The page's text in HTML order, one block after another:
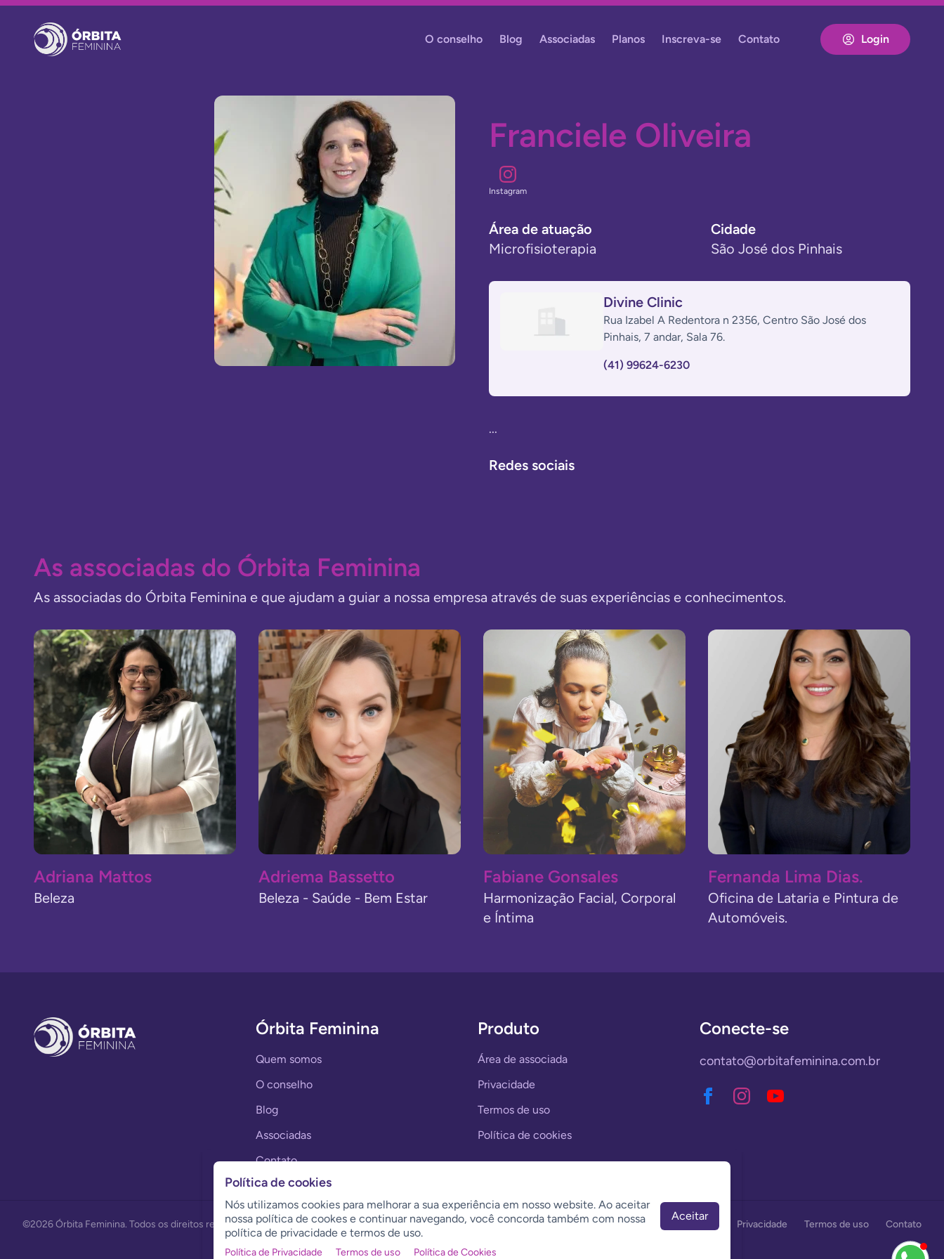
O conselho Blog Associadas Planos Inscreva-se Contato Login
Franciele Oliveira
instagram
Área de atuação
Microfisioterapia
Cidade
São José dos Pinhais
Divine Clinic
Rua Izabel A Redentora n 2356, Centro São José dos
Pinhais, 7 andar, Sala 76.
(41) 99624-6230
...
Redes sociais
As associadas do Órbita Feminina
As associadas do Órbita Feminina e que ajudam a guiar a nossa empresa através de suas experiências e conhecimentos.
Adriana Mattos
Beleza
Adriema Bassetto
Beleza - Saúde - Bem Estar
Fabiane Gonsales
Harmonização Facial, Corporal
e Íntima
Fernanda Lima Dias.
Oficina de Lataria e Pintura de
Automóveis.
Órbita Feminina
Quem somos
O conselho
Blog
Associadas
Contato
Produto
Área de associada
Privacidade
Termos de uso
Política de cookies
Conecte-se
contato@orbitafeminina.com.br
©2026Órbita Feminina. Todos os direitos reservados. Quem somos Privacidade Termos de uso Contato
Política de cookies
Nós utilizamos cookies para melhorar a sua experiência em nosso website. Ao aceitar
nossa política de cookes e continuar navegando, você concorda também com nossa
política de privacidade e termos de uso.
Política de Privacidade Termos de uso Política de Cookies
Aceitar